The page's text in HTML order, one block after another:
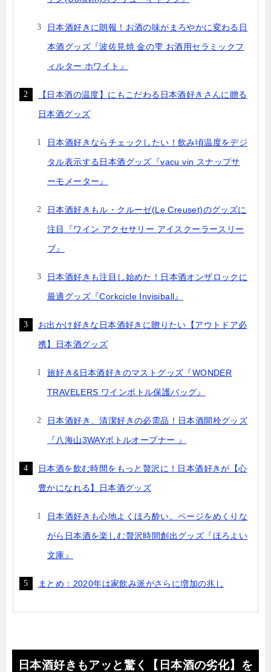
日本酒好きに朗報！お酒の味がまろやかに変わる日
本酒グッズ『波佐見焼 金の雫 お酒用セラミックフ
ィルター ホワイト』
【日本酒の温度】にもこだわる日本酒好きさんに贈る
日本酒グッズ
日本酒好きならチェックしたい！飲み頃温度をデジ
タル表示する日本酒グッズ『vacu vin スナップサ
ーモメーター』
日本酒好きもル・クルーゼ(Le Creuset)のグッズに
注目『ワイン アクセサリー アイスクーラースリー
ブ』
日本酒好きも注目し始めた！日本酒オンザロックに
最適グッズ『Corkcicle Invisiball』
お出かけ好きな日本酒好きに贈りたい【アウトドア必
携】日本酒グッズ
旅好き&日本酒好きのマストグッズ『WONDER
TRAVELERS ワインボトル保護バッグ』
日本酒好き、清潔好きの必需品！日本酒開栓グッズ
『八海山3WAYボトルオープナー 』
日本酒を飲む時間をもっと贅沢に！日本酒好きが【心
豊かになれる】日本酒グッズ
日本酒好きも心地よくほろ酔い。ページをめくりな
がら日本酒を楽しむ贅沢時間創出グッズ『ほろよい
文庫』
まとめ：2020年は家飲み派がさらに増加の兆し
日本酒好きもアッと驚く【日本酒の劣化】を